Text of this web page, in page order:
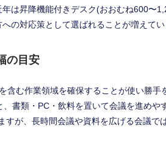
は昇降機能付きデスク(おおむね600〜
の対応策として選ばれることが増えてい
の目安
含む作業領域を確保することが使い勝
書類・PC・飲料を置いて会議を進め
が、長時間会議や資料を広げる会議で